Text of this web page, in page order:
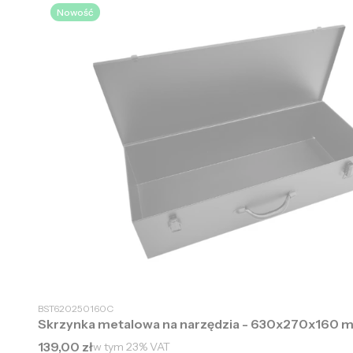
Nowość
BST620250160C
Skrzynka metalowa na narzędzia - 630x270x160
Cena brutto
139,00 złw tym 23%VAT